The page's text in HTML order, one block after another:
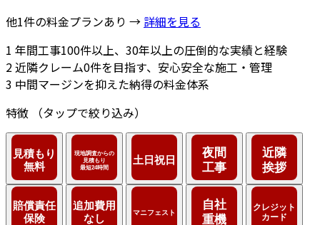
他1件の料金プランあり → 詳細を見る
1 年間工事100件以上、30年以上の圧倒的な実績と経験
2近隣クレーム0件を目指す、安心安全な施工・管理
3 中間マージンを抑えた納得の料金体系
特徴
（タップで絞り込み）